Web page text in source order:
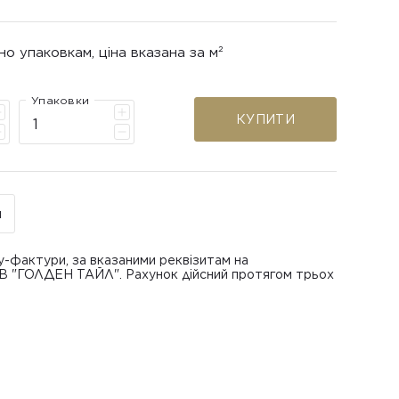
упаковкам, ціна вказана за м²
Упаковки
КУПИТИ
фактури, за вказаними реквізитам на
"ГОЛДЕН ТАЙЛ". Рахунок дійсний протягом трьох